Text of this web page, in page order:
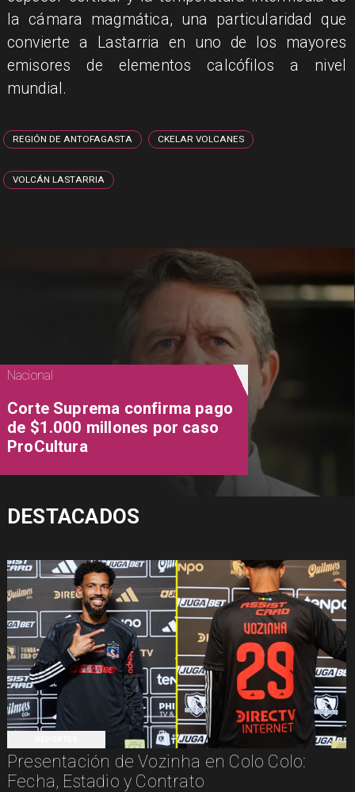
la cámara magmática, una particularidad que
convierte a Lastarria en uno de los mayores
emisores de elementos calcófilos a nivel
mundial.
REGIÓN DE ANTOFAGASTA CKELAR VOLCANES
VOLCÁN LASTARRIA
Presentación de Vozinha en Colo Colo:
Fecha, Estadio y Contrato
Nacional
Corte Suprema confirma pago
de $1.000 millones por caso
ProCultura
DESTACADOS